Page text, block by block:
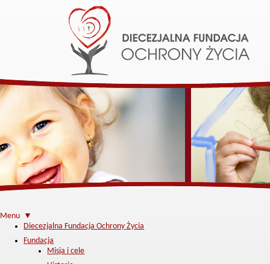
Menu ▼
Diecezjalna Fundacja Ochrony Życia
Fundacja
Misja i cele